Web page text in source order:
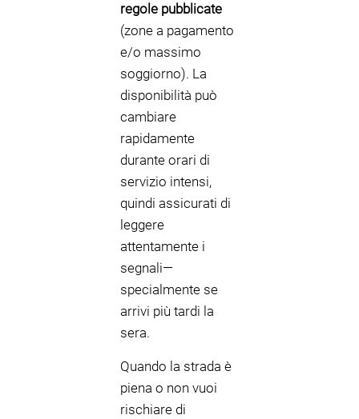
regole pubblicate
(zone a pagamento
e/o massimo
soggiorno). La
disponibilità può
cambiare
rapidamente
durante orari di
servizio intensi,
quindi assicurati di
leggere
attentamente i
segnali—
specialmente se
arrivi più tardi la
sera.
Quando la strada è
piena o non vuoi
rischiare di